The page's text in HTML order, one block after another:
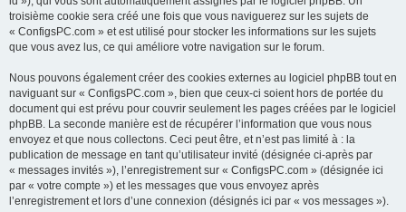
troisième cookie sera créé une fois que vous naviguerez sur les sujets de
« ConfigsPC.com » et est utilisé pour stocker les informations sur les sujets
que vous avez lus, ce qui améliore votre navigation sur le forum.
Nous pouvons également créer des cookies externes au logiciel phpBB tout en
naviguant sur « ConfigsPC.com », bien que ceux-ci soient hors de portée du
document qui est prévu pour couvrir seulement les pages créées par le logiciel
phpBB. La seconde manière est de récupérer l’information que vous nous
envoyez et que nous collectons. Ceci peut être, et n’est pas limité à : la
publication de message en tant qu’utilisateur invité (désignée ci-après par
« messages invités »), l’enregistrement sur « ConfigsPC.com » (désignée ici
par « votre compte ») et les messages que vous envoyez après
l’enregistrement et lors d’une connexion (désignés ici par « vos messages »).